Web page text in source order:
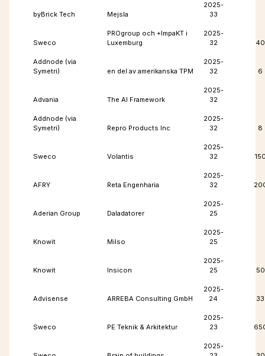
byBrick Tech Mejsla
2025-
33
Sweco
PROgroup och +ImpaKT i
Luxemburg
2025-
32
40
Addnode (via
Symetri)
en del av amerikanska TPM
2025-
32
6
Advania The AI Framework
2025-
32
Addnode (via
Symetri)
Repro Products Inc
2025-
32
8
Sweco Volantis
2025-
32
AFRY Reta Engenharia
2025-
32
Aderian Group Daladatorer
2025-
25
Knowit Milso
2025-
25
Knowit Insicon
2025-
25
50
Advisense ARREBA Consulting GmbH
2025-
24
33
Sweco PE Teknik & Arkitektur
2025-
23
2025-